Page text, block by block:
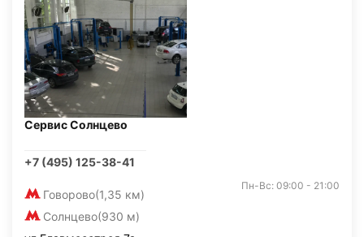
Сервис Солнцево
+7 (495) 125-38-41
Говорово(1,35 км)
Солнцево(930 м)
Пн-Вс: 09:00 - 21:00